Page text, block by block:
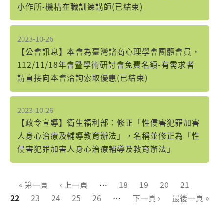
小作所-機構在職訓練講師(已結束)
2023-10-26
【公會訊息】本會為臺灣諮商心理學會團體會員，
112/11/18年會暨學術研討會免費名額-有需求者
請直接向本會洽詢索取優惠(已結束)
2023-10-26
【政令宣導】衛生福利部：修正「性侵害犯罪加害
人身心治療及輔導教育辦法」，名稱並修正為「性
侵害犯罪加害人身心治療輔導及教育辦法」
頁面
« 第一頁 ‹ 上一頁 … 18 19 20
21
22
23 24 25 26 … 下一頁 › 最後一頁 »